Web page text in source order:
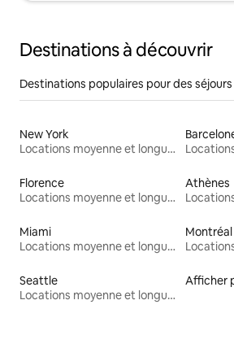
Destinations à découvrir
Destinations populaires pour des
New York
Locations moyenne et longue durée
Florence
Locations moyenne et longue durée
Athènes
Miami
Locations moyenne et longue durée
Montréal
Seattle
Locations moyenne et longue durée
Afficher